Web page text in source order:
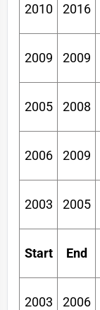
2010 2016
2009 2009
2005 2008
2006 2009
2003 2005
Start End
2003 2006